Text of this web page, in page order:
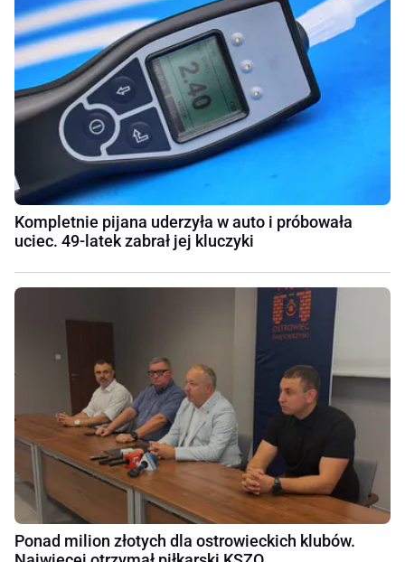
Kompletnie pijana uderzyła w auto i próbowała
uciec. 49-latek zabrał jej kluczyki
Ponad milion złotych dla ostrowieckich klubów.